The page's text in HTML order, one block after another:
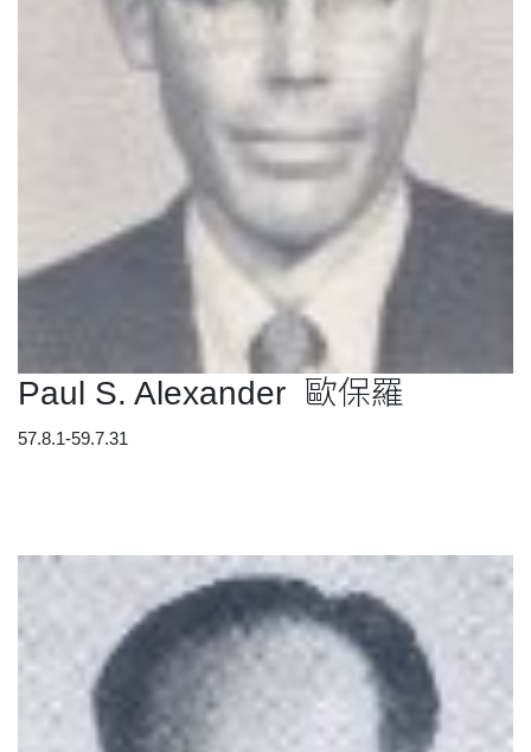
Paul S. Alexander 歐保羅
57.8.1-59.7.31